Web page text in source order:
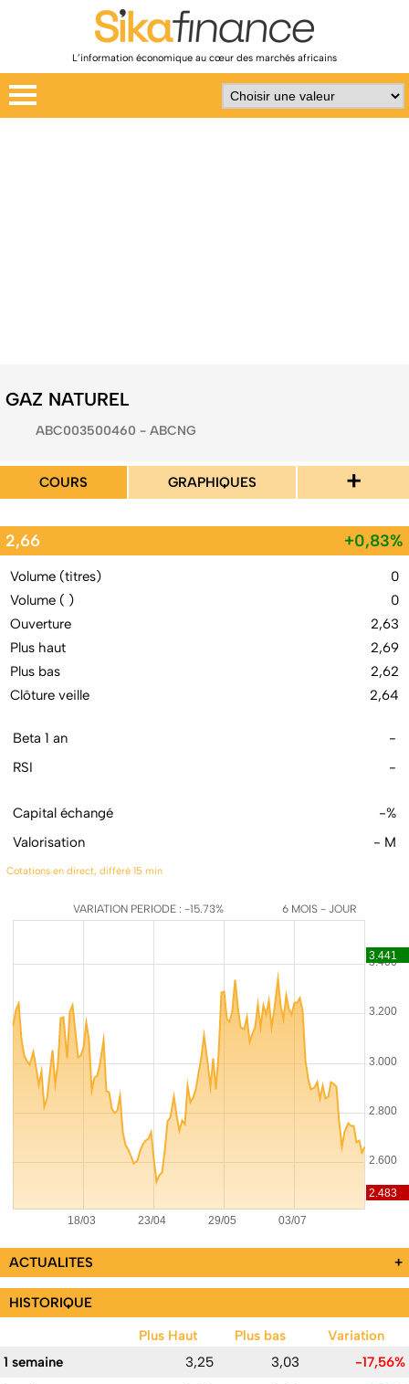
L’information économique au cœur des marchés africains
GAZ NATUREL
ABC003500460 - ABCNG
COURS GRAPHIQUES +
2,66 +0,83%
Volume (titres)
0
Volume ( )
0
Ouverture
2,63
Plus haut
2,69
Plus bas
2,62
Clôture veille
2,64
Beta 1 an
-
RSI
-
Capital échangé
-%
Valorisation
- M
Cotations en direct, différé 15 min
VARIATION PERIODE : -15.73% 6 MOIS - JOUR
ACTUALITES +
HISTORIQUE
Plus Haut
Plus bas
Variation
1 semaine
3,25 3,03
-17,56%